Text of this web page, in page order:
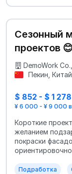
Сезонный
проектов 😊
DemoWork
Пекин, Китай
$ 852 - $ 1
¥ 6 000 - ¥ 9 000
Короткие
желанием
покраски
ориентировочно
Подработка